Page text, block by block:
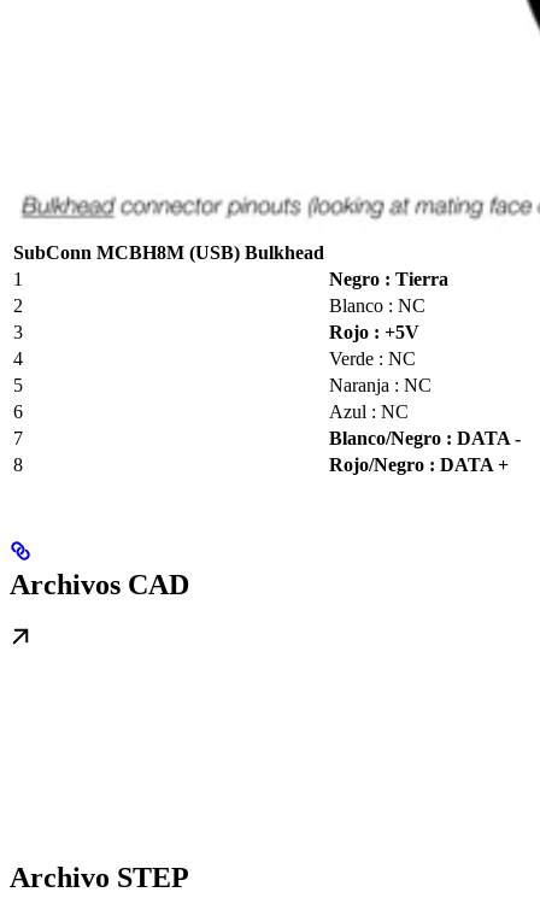
SubConn MCBH8M (USB) Bulkhead
1
Negro : Tierra
2
Blanco : NC
3
Rojo : +5V
4
Verde : NC
5
Naranja : NC
6
Azul : NC
7
Blanco/Negro : DATA -
8
Rojo/Negro : DATA +
Archivos CAD
Archivo STEP